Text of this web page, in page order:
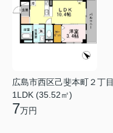
広島市西区己斐本町２丁目
1LDK (35.52㎡)
7万円